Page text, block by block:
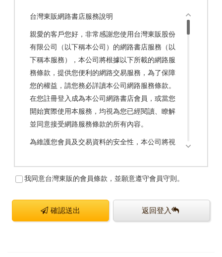
台灣東販網路書店服務說明
親愛的客戶您好，非常感謝您使用台灣東販股份
有限公司（以下稱本公司）的網路書店服務（以
下稱本服務），本公司將根據以下所載的網路服
務條款，提供您便利的網路交易服務，為了保障
您的權益，請您務必詳讀本公司網路服務條款。
在您註冊登入成為本公司網路書店會員，或當您
開始實際使用本服務，均視為您已經閱讀、瞭解
並同意接受網路服務條款的所有內容。
為維護您會員及交易資料的安全性，本公司將視
由於網路書店會員人數眾多，本公司將不會另行
通知，所有您參與或使用本公司相關活動或服
最後修訂的網路服務條款內容為依據。如果您在
本公司網路服務條款修改公告後仍繼續使用本服
我同意台灣東販的會員條款，並願意遵守會員守則。
確認送出 返回登入